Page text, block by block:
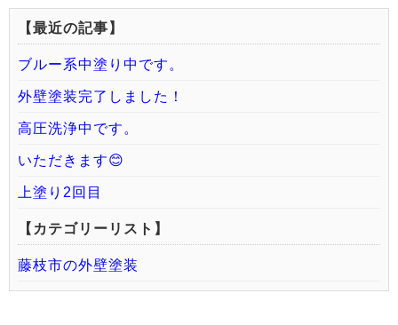
【最近の記事】
ブルー系中塗り中です。
外壁塗装完了しました！
高圧洗浄中です。
いただきます😊
上塗り2回目
【カテゴリーリスト】
藤枝市の外壁塗装